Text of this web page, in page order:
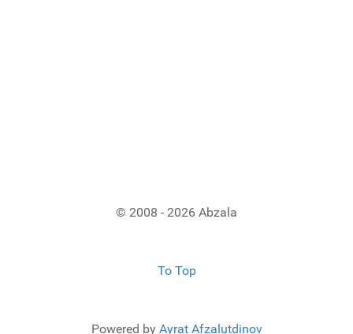
© 2008 - 2026 Abzala
To Top
Powered by Ayrat Afzalutdinov